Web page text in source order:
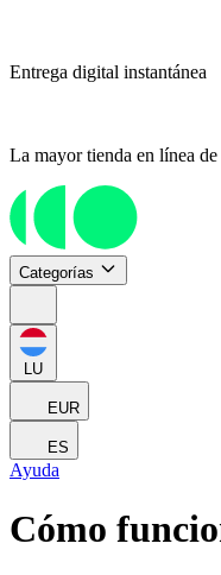
Entrega digital instantánea
La mayor tienda en línea de
Categorías
LU
EUR
ES
Ayuda
Cómo